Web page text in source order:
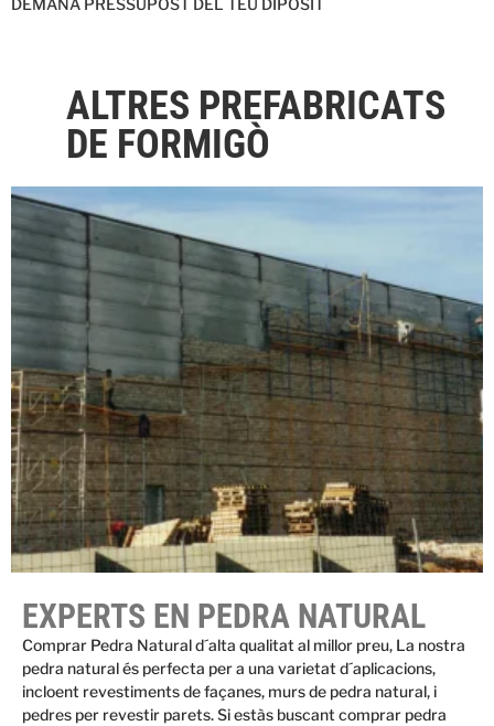
ALTRES PREFABRICATS
DE FORMIGÒ
EXPERTS EN PEDRA NATURAL
Comprar Pedra Natural d´alta qualitat al millor preu, La nostra
pedra natural és perfecta per a una varietat d´aplicacions,
incloent revestiments de façanes, murs de pedra natural, i
pedres per revestir parets. Si estàs buscant comprar pedra